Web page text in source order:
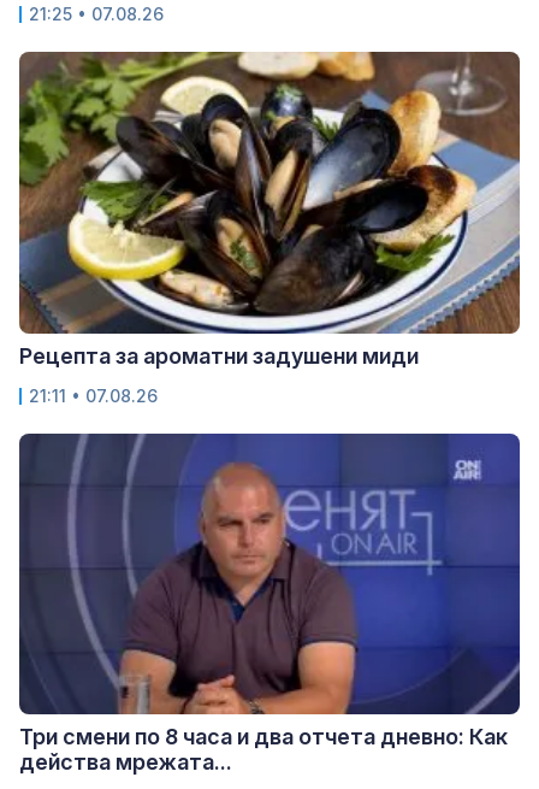
21:25 • 07.08.26
Рецепта за ароматни задушени миди
21:11 • 07.08.26
Три смени по 8 часа и два отчета дневно: Как
действа мрежата...